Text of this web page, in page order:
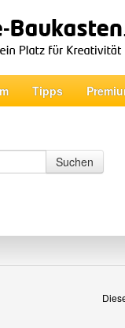
Tipps
Suchen